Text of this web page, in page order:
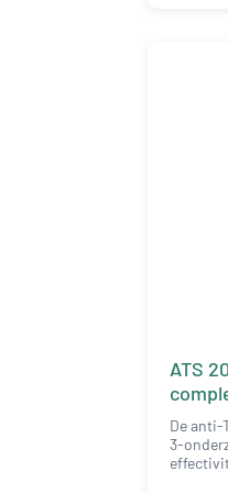
ATS
De anti-
3-